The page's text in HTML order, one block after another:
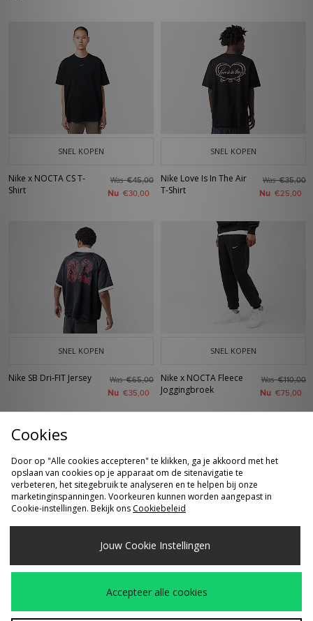
SNEL KOPEN
Nike x NOCTA CS T-
Shirt
Was€45,00
Nu €30,00
SNEL KOPEN
Nike Love Is In The Air
T-Shirt
Was€35,00
Nu €25,00
SNEL KOPEN
Nike SB Dri-FIT Jersey Was€65,00
Nu €35,00
SNEL KOPEN
Nike x NOCTA Fleece
Joggingbroek
Was€110,00
Nu €75,00
Bekijk de volledige site van size?
Download onze app
Cookies
Door op "Alle cookies accepteren" te klikken, ga je akkoord met het
opslaan van cookies op je apparaat om de sitenavigatie te
verbeteren, het sitegebruik te analyseren en te helpen bij onze
marketinginspanningen. Voorkeuren kunnen worden aangepast in
Cookie-instellingen. Bekijk ons Cookiebeleid
Jouw Cookie Instellingen
Accepteer alle cookies